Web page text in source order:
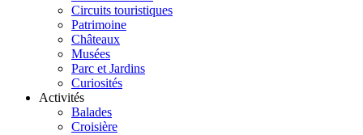
Circuits touristiques
Patrimoine
Châteaux
Musées
Parc et Jardins
Curiosités
Activités
Balades
Croisière